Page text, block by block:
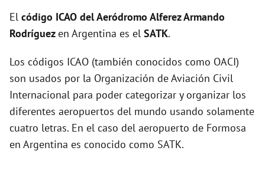
El código ICAO delAeródromo Alferez Armando
Rodríguezen Argentina es el SATK.
Los códigos ICAO (también conocidos como OACI)
son usados por la Organización de Aviación Civil
Internacional para poder categorizar y organizar los
diferentes aeropuertos del mundo usando solamente
cuatro letras. En el caso del aeropuerto de Formosa
en Argentina es conocido como SATK.